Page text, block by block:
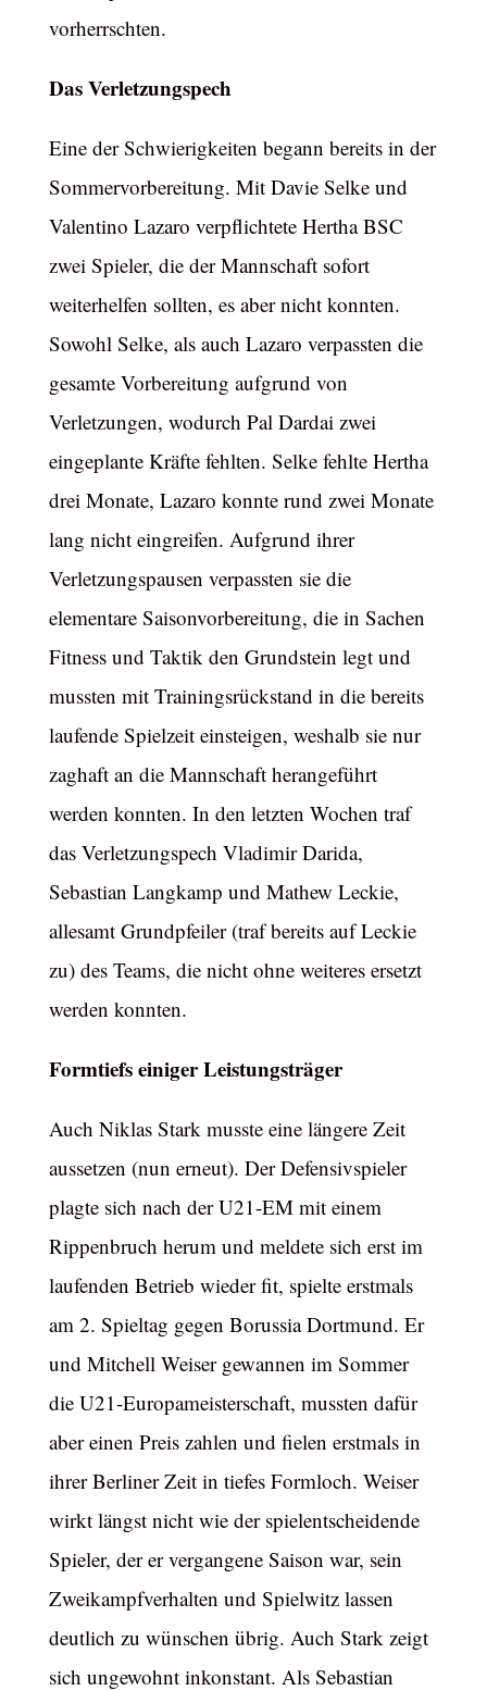
vorherrschten.
Das Verletzungspech
Eine der Schwierigkeiten begann bereits in der
Sommervorbereitung. Mit Davie Selke und
Valentino Lazaro verpflichtete Hertha BSC
zwei Spieler, die der Mannschaft sofort
weiterhelfen sollten, es aber nicht konnten.
Sowohl Selke, als auch Lazaro verpassten die
gesamte Vorbereitung aufgrund von
Verletzungen, wodurch Pal Dardai zwei
eingeplante Kräfte fehlten. Selke fehlte Hertha
drei Monate, Lazaro konnte rund zwei Monate
lang nicht eingreifen. Aufgrund ihrer
Verletzungspausen verpassten sie die
elementare Saisonvorbereitung, die in Sachen
Fitness und Taktik den Grundstein legt und
mussten mit Trainingsrückstand in die bereits
laufende Spielzeit einsteigen, weshalb sie nur
zaghaft an die Mannschaft herangeführt
werden konnten. In den letzten Wochen traf
das Verletzungspech Vladimir Darida,
Sebastian Langkamp und Mathew Leckie,
allesamt Grundpfeiler (traf bereits auf Leckie
zu) des Teams, die nicht ohne weiteres ersetzt
werden konnten.
Formtiefs einiger Leistungsträger
Auch Niklas Stark musste eine längere Zeit
aussetzen (nun erneut). Der Defensivspieler
plagte sich nach der U21-EM mit einem
Rippenbruch herum und meldete sich erst im
laufenden Betrieb wieder fit, spielte erstmals
am 2. Spieltag gegen Borussia Dortmund. Er
und Mitchell Weiser gewannen im Sommer
die U21-Europameisterschaft, mussten dafür
aber einen Preis zahlen und fielen erstmals in
ihrer Berliner Zeit in tiefes Formloch. Weiser
wirkt längst nicht wie der spielentscheidende
Spieler, der er vergangene Saison war, sein
Zweikampfverhalten und Spielwitz lassen
deutlich zu wünschen übrig. Auch Stark zeigt
sich ungewohnt inkonstant. Als Sebastian